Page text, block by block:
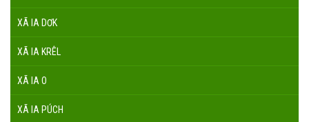
XÃ IA DƠK
XÃ IA KRÊL
XÃ IA O
XÃ IA PÚCH